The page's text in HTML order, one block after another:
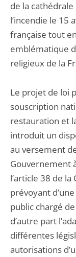
de la
l’incendie le 15
française tout
emblématique
religieux de la
Le projet de loi
souscription
restauration et
introduit un
au versement
Gouvernement
l’article 38 de
prévoyant
public chargé
d’autre part
différentes
autorisations